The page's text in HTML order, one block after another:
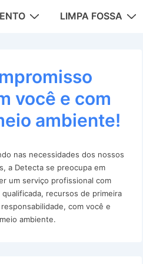
LIMPA FOSSA
você e com
ambiente!
nas necessidades dos nossos
a Detecta se preocupa em
um serviço profissional com
recursos de primeira
com você e
ambiente.